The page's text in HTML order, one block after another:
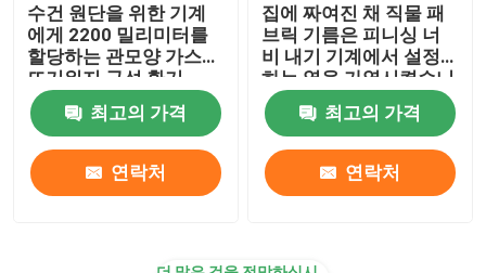
수건 원단을 위한 기계
에게 2200 밀리미터를
할당하는 관모양 가스
뜨거워지 구성 환기
최고의 가격
연락처
집에 짜여진 채 직물 패
브릭 기름은 피니싱 너
비 내기 기계에서 설정
하는 열을 가열시켰습니
다
최고의 가격
연락처